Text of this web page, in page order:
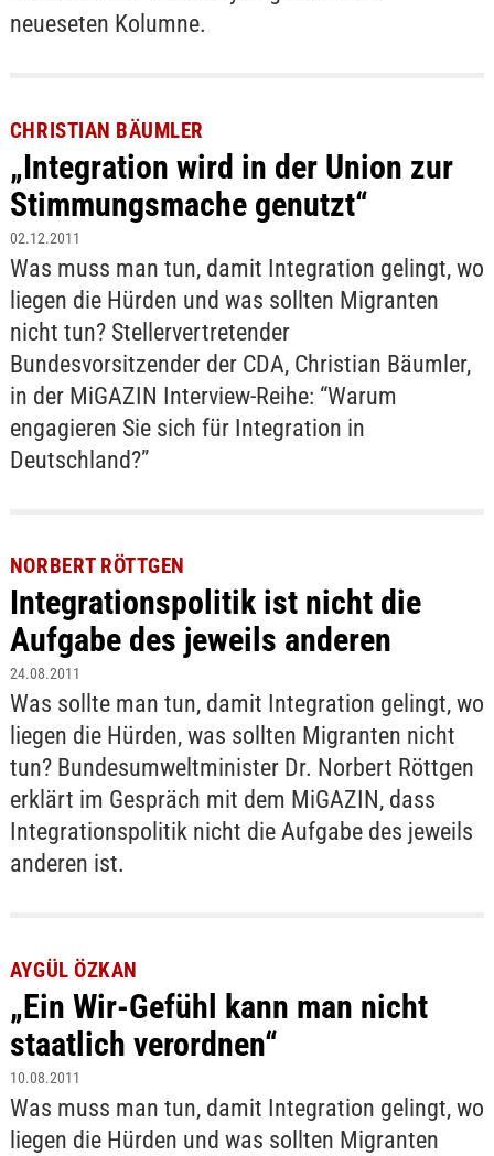
neueseten Kolumne.
CHRISTIAN BÄUMLER
„Integration wird in der Union zur
Stimmungsmache genutzt“
02.12.2011
Was muss man tun, damit Integration gelingt, wo
liegen die Hürden und was sollten Migranten
nicht tun? Stellervertretender
Bundesvorsitzender der CDA, Christian Bäumler,
in der MiGAZIN Interview-Reihe: “Warum
engagieren Sie sich für Integration in
Deutschland?”
NORBERT RÖTTGEN
Integrationspolitik ist nicht die
Aufgabe des jeweils anderen
24.08.2011
Was sollte man tun, damit Integration gelingt, wo
liegen die Hürden, was sollten Migranten nicht
tun? Bundesumweltminister Dr. Norbert Röttgen
erklärt im Gespräch mit dem MiGAZIN, dass
Integrationspolitik nicht die Aufgabe des jeweils
anderen ist.
AYGÜL ÖZKAN
„Ein Wir-Gefühl kann man nicht
staatlich verordnen“
10.08.2011
Was muss man tun, damit Integration gelingt, wo
liegen die Hürden und was sollten Migranten